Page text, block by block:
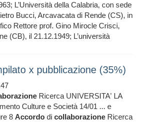
L’Università della Calabria, con sede
Bucci, Arcavacata di Rende (CS), in
Rettore prof. Gino Mirocle Crisci,
(CB), il 21.12.1949; L’università
x pubblicazione (35%)
Ricerca UNIVERSITA' LA
Culture e Società 14/01 ... e
8 Accordo di collaborazione Ricerca